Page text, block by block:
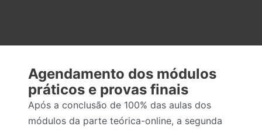
Agendamento dos módulos
práticos e provas finais
Após a conclusão de 100% das aulas dos
módulos da parte teórica-online, a segunda